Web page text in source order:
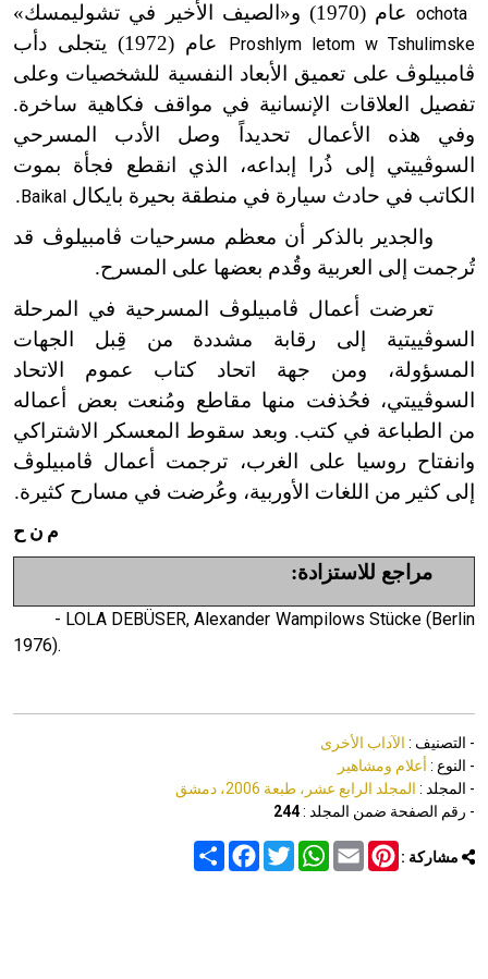
ochota عام (1970) و«الصيف الأخير في تشوليمسك»
Proshlym letom w Tshulimske
عام (1972) يتجلى دأب
ڤامبيلوڤ على تعميق الأبعاد النفسية للشخصيات وعلى
تفصيل العلاقات الإنسانية في مواقف فكاهية ساخرة.
وفي هذه الأعمال تحديداً وصل الأدب المسرحي
السوڤييتي إلى ذُرا إبداعه، الذي انقطع فجأة بموت
الكاتب في حادث سيارة في منطقة بحيرة بايكال Baikal
.
والجدير بالذكر أن معظم مسرحيات ڤامبيلوڤ قد
تُرجمت إلى العربية وقُدم بعضها على المسرح.
تعرضت أعمال ڤامبيلوڤ المسرحية في المرحلة
السوڤييتية إلى رقابة مشددة من قِبل الجهات
المسؤولة، ومن جهة اتحاد كتاب عموم الاتحاد
السوڤييتي، فحُذفت منها مقاطع ومُنعت بعض أعماله
من الطباعة في كتب. وبعد سقوط المعسكر الاشتراكي
وانفتاح روسيا على الغرب، ترجمت أعمال ڤامبيلوڤ
إلى كثير من اللغات الأوربية، وعُرضت في مسارح كثيرة.
م ن ح
مراجع للاستزادة:
- LOLA DEBÜSER, Alexander Wampilows Stücke (Berlin
1976).
- التصنيف : الآداب الأخرى
- النوع : أعلام ومشاهير
- المجلد : المجلد الرابع عشر، طبعة 2006، دمشق
- رقم الصفحة ضمن المجلد :244
مشاركة : Share
FacebookTwitter
WhatsAppEmail
Pinterest